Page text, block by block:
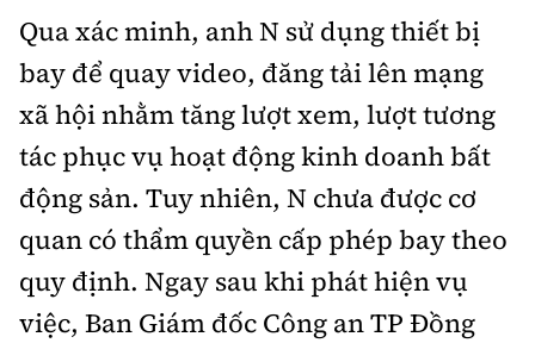
Qua xác minh, anh N sử dụng thiết bị
bay để quay video, đăng tải lên mạng
xã hội nhằm tăng lượt xem, lượt tương
tác phục vụ hoạt động kinh doanh bất
động sản. Tuy nhiên, N chưa được cơ
quan có thẩm quyền cấp phép bay theo
quy định. Ngay sau khi phát hiện vụ
việc, Ban Giám đốc Công an TP Đồng